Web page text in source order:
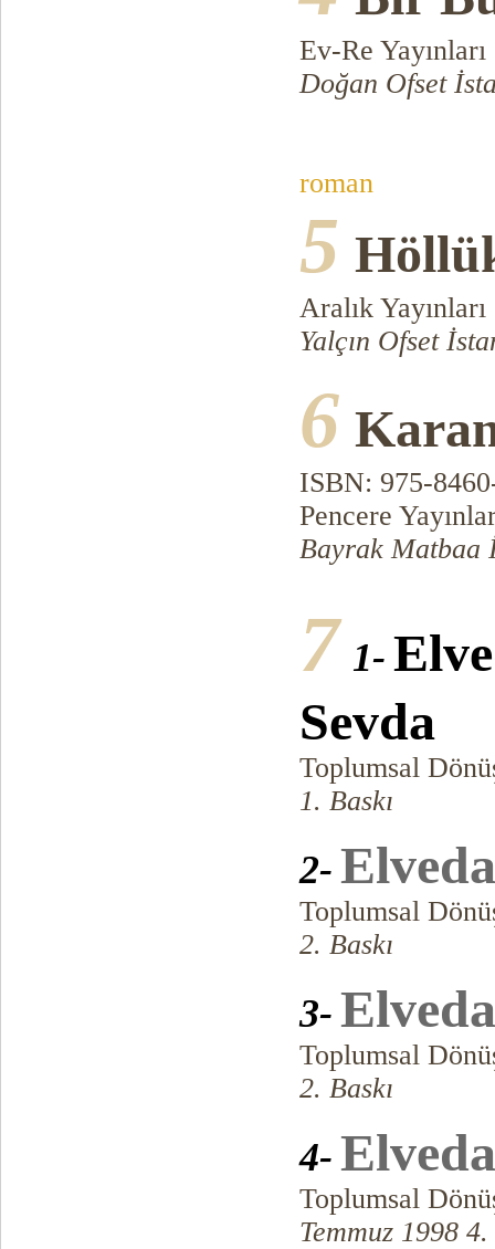
Ev-Re Yayınları
Doğan Ofset
roman
5
Aralık Yayınları
Yalçın Ofset
6
ISBN: 975-
Pencere
Bayrak Matbaa
7 1-
Sevda
Toplumsal
1. Baskı
2-
Toplumsal
2. Baskı
3-
Toplumsal
2. Baskı
4-
Toplumsal
Temmuz 1998